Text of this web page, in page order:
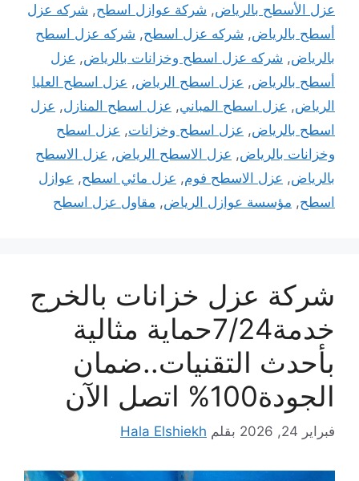
عزل الأسطح بالرياض, شركة عوازل اسطح, شركه عزل
أسطح بالرياض, شركه عزل اسطح, شركه عزل اسطح
بالرياض, شركه عزل اسطح وخزانات بالرياض, عزل
أسطح بالرياض, عزل اسطح الرياض, عزل اسطح العليا
الرياض, عزل اسطح المباني, عزل اسطح المنازل, عزل
اسطح بالرياض, عزل اسطح وخزانات, عزل اسطح
وخزانات بالرياض, عزل الاسطح الرياض, عزل الاسطح
بالرياض, عزل الاسطح فوم, عزل مائي اسطح, عوازل
اسطح, مؤسسة عوازل الرياض, مقاول عزل اسطح
شركة عزل خزانات بالخرج
خدمة7/24حماية مثالية
بأحدث التقنيات..ضمان
الجودة100% اتصل الآن
فبراير 24, 2026 بقلم Hala Elshiekh